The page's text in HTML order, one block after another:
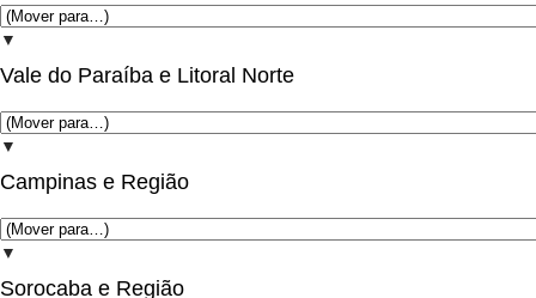
▼
Vale do Paraíba e Litoral Norte
▼
Campinas e Região
▼
Sorocaba e Região